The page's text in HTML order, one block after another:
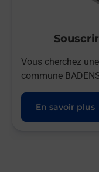
Vous cherchez
commune
En savoir plus